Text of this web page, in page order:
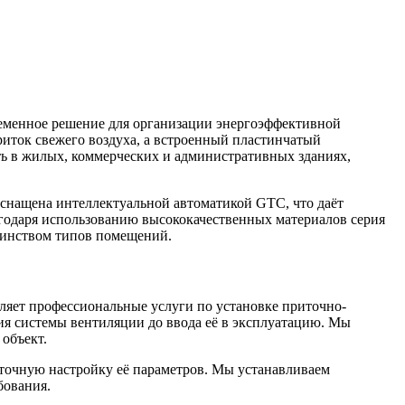
решение для организации энергоэффективной
свежего воздуха, а встроенный пластинчатый
в жилых, коммерческих и административных зданиях,
интеллектуальной автоматикой GTC, что даёт
использованию высококачественных материалов серия
типов помещений.
профессиональные услуги по установке приточно-
вентиляции до ввода её в эксплуатацию. Мы
настройку её параметров. Мы устанавливаем